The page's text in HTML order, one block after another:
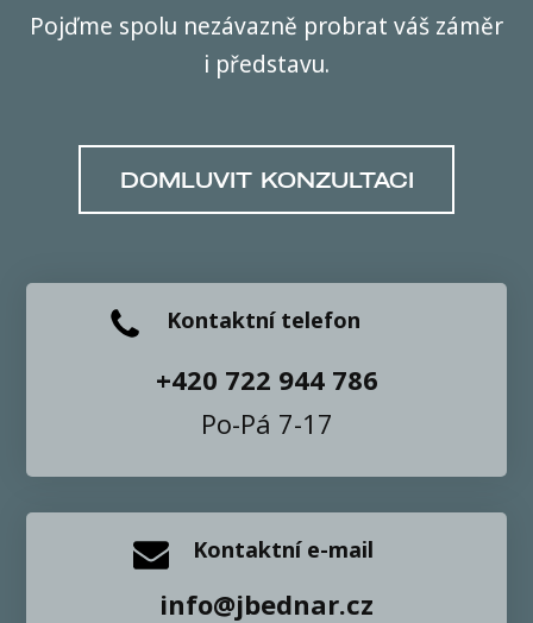
Pojďme spolu nezávazně probrat váš záměr
i představu.
DOMLUVIT KONZULTACI
Kontaktní telefon
+420 722 944 786
Po-Pá 7-17
Kontaktní e-mail
info@jbednar.cz